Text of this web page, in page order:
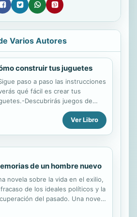
Varios Autores
construir tus juguetes
paso a paso las instrucciones
qué fácil es crear tus
Descubrirás juegos de
tiempos y de otras culturas.-
y fotografías a todo
Un libro divertido e instructivo
Ver Libro
de un hombre nuevo
novela sobre la vida en el exilio,
de los ideales políticos y la
del pasado. Una novela